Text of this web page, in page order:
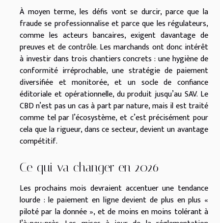
À moyen terme, les défis vont se durcir, parce que la
fraude se professionnalise et parce que les régulateurs,
comme les acteurs bancaires, exigent davantage de
preuves et de contrôle. Les marchands ont donc intérêt
à investir dans trois chantiers concrets : une hygiène de
conformité irréprochable, une stratégie de paiement
diversifiée et monitorée, et un socle de confiance
éditoriale et opérationnelle, du produit jusqu’au SAV. Le
CBD n’est pas un cas à part par nature, mais il est traité
comme tel par l’écosystème, et c’est précisément pour
cela que la rigueur, dans ce secteur, devient un avantage
compétitif.
Ce qui va changer en 2026
Les prochains mois devraient accentuer une tendance
lourde : le paiement en ligne devient de plus en plus «
piloté par la donnée », et de moins en moins tolérant à